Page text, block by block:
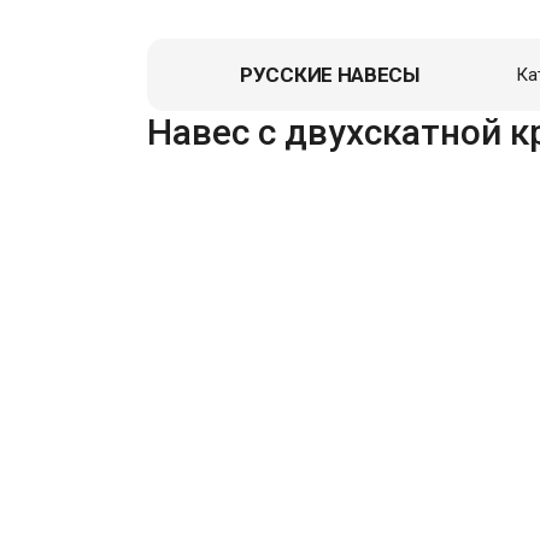
РУССКИЕ НАВЕСЫ
Навес
Навес с